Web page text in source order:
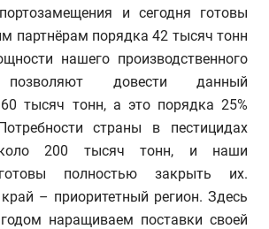
и сегодня готовы
партнёрам порядка 42 тысяч тонн
нашего производственного
позволяют довести данный
тысяч тонн, а это порядка 25%
страны в пестицидах
200 тысяч тонн, и наши
полностью закрыть их.
– приоритетный регион. Здесь
наращиваем поставки своей